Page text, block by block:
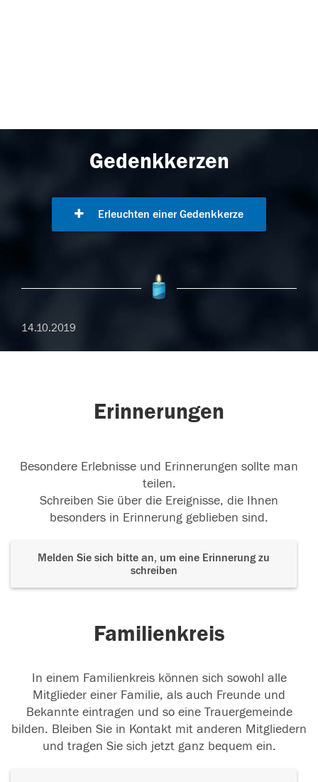
Gedenkkerzen
Erleuchten einer Gedenkkerze
14.10.2019
Erinnerungen
Besondere Erlebnisse und Erinnerungen sollte man
teilen.
Schreiben Sie über die Ereignisse, die Ihnen
besonders in Erinnerung geblieben sind.
Melden Sie sich bitte an, um eine Erinnerung zu
schreiben
Familienkreis
In einem Familienkreis können sich sowohl alle
Mitglieder einer Familie, als auch Freunde und
Bekannte eintragen und so eine Trauergemeinde
bilden. Bleiben Sie in Kontakt mit anderen Mitgliedern
und tragen Sie sich jetzt ganz bequem ein.